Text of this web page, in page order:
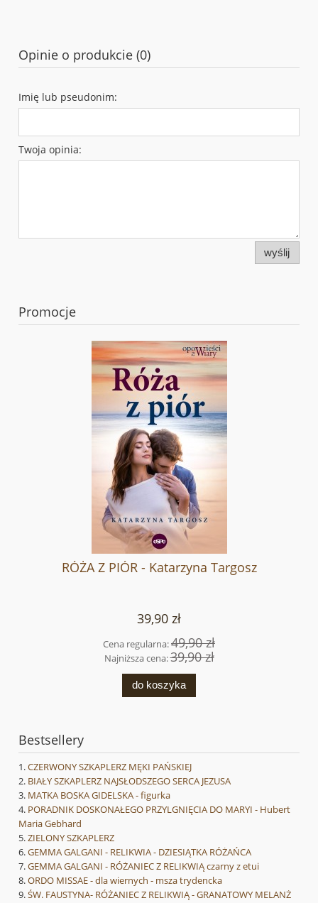
Opinie o produkcie (0)
Imię lub pseudonim:
Twoja opinia:
wyślij
Promocje
RÓŻA Z PIÓR - Katarzyna Targosz
39,90 zł
Cena regularna:49,90 zł
Najniższa cena:39,90 zł
do koszyka
Bestsellery
CZERWONY SZKAPLERZ MĘKI PAŃSKIEJ
BIAŁY SZKAPLERZ NAJSŁODSZEGO SERCA JEZUSA
MATKA BOSKA GIDELSKA - figurka
PORADNIK DOSKONAŁEGO PRZYLGNIĘCIA DO MARYI - Hubert
Maria Gebhard
ZIELONY SZKAPLERZ
GEMMA GALGANI - RELIKWIA - DZIESIĄTKA RÓŻAŃCA
GEMMA GALGANI - RÓŻANIEC Z RELIKWIĄ czarny z etui
ORDO MISSAE - dla wiernych - msza trydencka
ŚW. FAUSTYNA- RÓŻANIEC Z RELIKWIĄ - GRANATOWY MELANŻ